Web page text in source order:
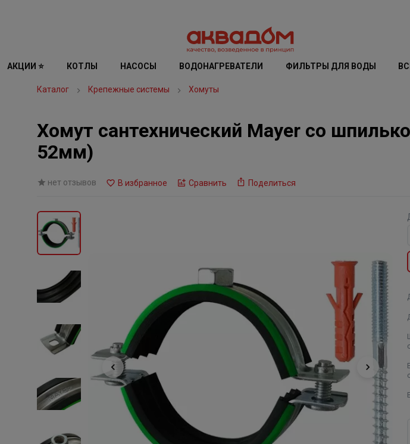
АКЦИИ ⭐ КОТЛЫ НАСОСЫ ВОДОНАГРЕВАТЕЛИ ФИЛЬТРЫ ДЛЯ ВОДЫ
Каталог Крепежные системы Хомуты
Хомут сантехнический Mayer со
52мм)
нет отзывов В избранное Сравнить Поделиться